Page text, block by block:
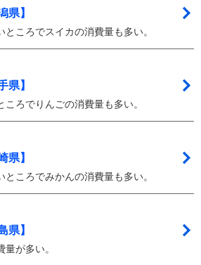
県】
ところでスイカの消費量も多い。
県】
ころでりんごの消費量も多い。
県】
ころでみかんの消費量も多い。
県】
が多い。